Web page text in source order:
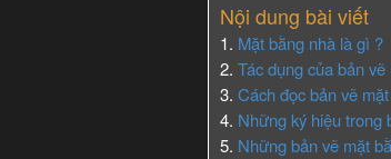
Nội dung bài viết
Mặt bằng nhà là gì ?
Tác dụng của bản
Cách đọc bản vẽ
Những ký hiệu trong
Những bản vẽ mặt